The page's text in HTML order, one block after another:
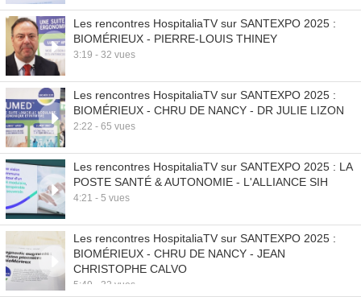
Les rencontres HospitaliaTV sur SANTEXPO 2025 :
BIOMÉRIEUX - PIERRE-LOUIS THINEY
3:19 - 32 vues
Les rencontres HospitaliaTV sur SANTEXPO 2025 :
BIOMÉRIEUX - CHRU DE NANCY - DR JULIE LIZON
2:22 - 65 vues
Les rencontres HospitaliaTV sur SANTEXPO 2025 : LA
POSTE SANTÉ & AUTONOMIE - L'ALLIANCE SIH
4:21 - 5 vues
Les rencontres HospitaliaTV sur SANTEXPO 2025 :
BIOMÉRIEUX - CHRU DE NANCY - JEAN
CHRISTOPHE CALVO
5:49 - 32 vues